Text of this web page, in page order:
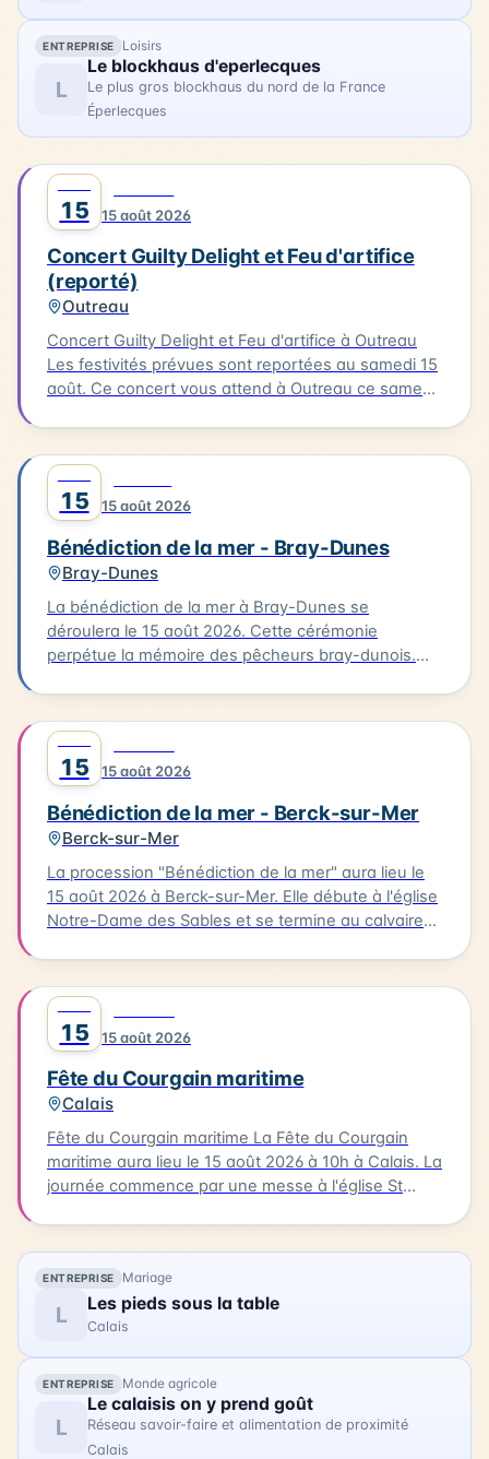
ENTREPRISE Loisirs
L
Le blockhaus d'eperlecques
Le plus gros blockhaus du nord de la France
Éperlecques
15 15 août 2026
Concert Guilty Delight et Feu d'artifice
(reporté)
Outreau
Concert Guilty Delight et Feu d'artifice à Outreau
Les festivités prévues sont reportées au samedi 15
août. Ce concert vous attend à Outreau ce samedi
15 15 août 2026
Bénédiction de la mer - Bray-Dunes
Bray-Dunes
La bénédiction de la mer à Bray-Dunes se
déroulera le 15 août 2026. Cette cérémonie
perpétue la mémoire des pêcheurs bray-dunois.
traditionnels jusqu'à la plage. L'homologue est
ensuite rendu aux marins disparus. Cette tradition
est une occasion pour les habitants de se
15 15 août 2026
Bénédiction de la mer - Berck-sur-Mer
Berck-sur-Mer
La procession "Bénédiction de la mer" aura lieu le
15 août 2026 à Berck-sur-Mer. Elle débute à l'église
Notre-Dame des Sables et se termine au calvaire
des bateaux. Vous pourrez également profiter
d'animations, de stands associatifs et d'un feu
d'artifices en soirée. Cette célébration est un
moment unique pour les habitants et les visiteurs
de Berck-sur-Mer.
15 15 août 2026
Fête du Courgain maritime
Calais
Fête du Courgain maritime La Fête du Courgain
maritime aura lieu le 15 août 2026 à 10h à Calais. La
journée commence par une messe à l'église St
pourrez découvrir des animations, des restaurants
proposant des plats à base de produits de la mer,
des joutes nautiques et des concerts. Accédez
librement au quartier du Courgain maritime pour
découvrir ces animations et profiter de la journée.
ENTREPRISE Mariage
L Les pieds sous la table
Calais
ENTREPRISE Monde agricole
L
Le calaisis on y prend goût
Réseau savoir-faire et alimentation de proximité
Calais